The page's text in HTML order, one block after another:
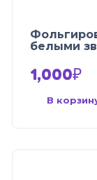
белыми
1,000₽
В